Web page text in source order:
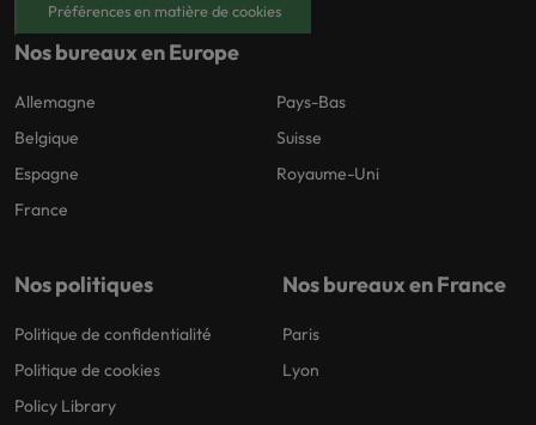
Préférences en matière de cookies
Nos bureaux en Europe
Allemagne
Belgique
Espagne
France
Pays-Bas
Suisse
Royaume-Uni
Nos politiques
Politique de confidentialité
Politique de cookies
Policy Library
Nos bureaux en France
Paris
Lyon